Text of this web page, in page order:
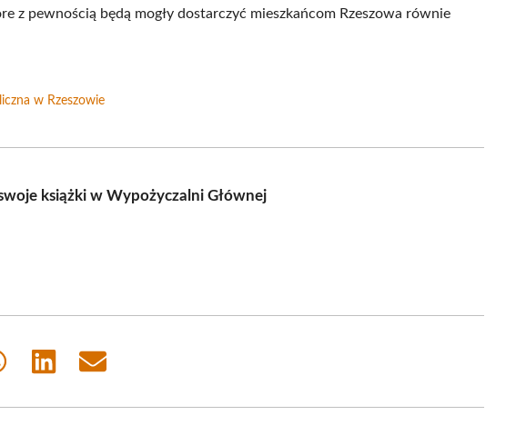
z pewnością będą mogły dostarczyć mieszkańcom Rzeszowa równie
w Rzeszowie
książki w Wypożyczalni Głównej
Share
Share